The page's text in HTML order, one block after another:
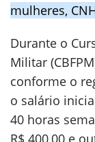
mulheres,
Durante o
Militar
conforme o
o salário
40 horas
R$ 400,00 e